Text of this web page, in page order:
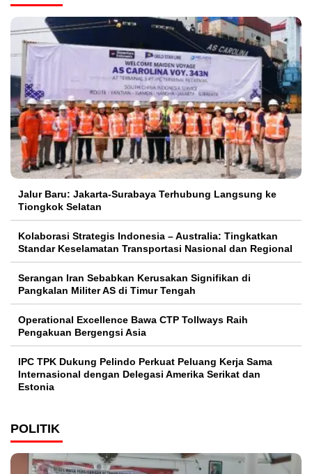
Jalur Baru: Jakarta-Surabaya Terhubung Langsung ke
Tiongkok Selatan
Kolaborasi Strategis Indonesia – Australia: Tingkatkan
Standar Keselamatan Transportasi Nasional dan Regional
Serangan Iran Sebabkan Kerusakan Signifikan di
Pangkalan Militer AS di Timur Tengah
Operational Excellence Bawa CTP Tollways Raih
Pengakuan Bergengsi Asia
IPC TPK Dukung Pelindo Perkuat Peluang Kerja Sama
Internasional dengan Delegasi Amerika Serikat dan
Estonia
POLITIK